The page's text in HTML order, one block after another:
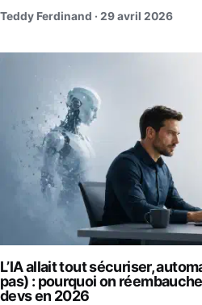
Teddy Ferdinand · 29 avril 2026
L’IA allait tout sécuriser,
pas) : pourquoi on
devs en 2026